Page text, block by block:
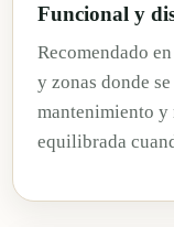
Funcional y
Recomendado
y zonas donde
mantenimiento y
equilibrada